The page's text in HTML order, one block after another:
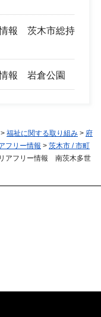
報 茨木市総持
報 岩倉公園
> 福祉に関する取り組み > 府
フリー情報 > 茨木市 / 市町
アフリー情報 南茨木多世